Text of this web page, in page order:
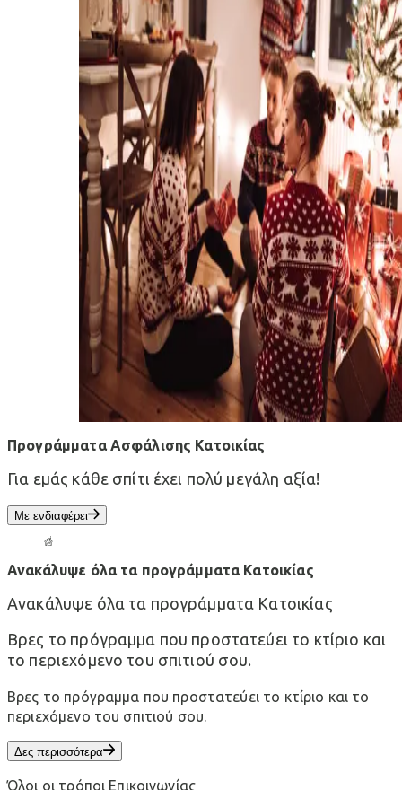
Προγράμματα Ασφάλισης Κατοικίας
Για εμάς κάθε σπίτι έχει πολύ μεγάλη αξία!
Με ενδιαφέρει
Ανακάλυψε όλα τα προγράμματα Κατοικίας
Ανακάλυψε όλα τα προγράμματα Κατοικίας
Βρες το πρόγραμμα που προστατεύει το κτίριο και
το περιεχόμενο του σπιτιού σου.
Βρες το πρόγραμμα που προστατεύει το κτίριο και το
περιεχόμενο του σπιτιού σου.
Δες περισσότερα
Όλοι οι τρόποι Επικοινωνίας